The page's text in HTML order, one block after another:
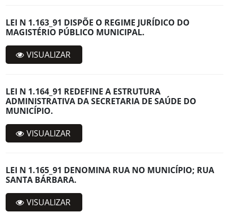
LEI N 1.163_91 DISPÕE O REGIME JURÍDICO DO
MAGISTÉRIO PÚBLICO MUNICIPAL.
VISUALIZAR
LEI N 1.164_91 REDEFINE A ESTRUTURA
ADMINISTRATIVA DA SECRETARIA DE SAÚDE DO
MUNICÍPIO.
VISUALIZAR
LEI N 1.165_91 DENOMINA RUA NO MUNICÍPIO; RUA
SANTA BÁRBARA.
VISUALIZAR